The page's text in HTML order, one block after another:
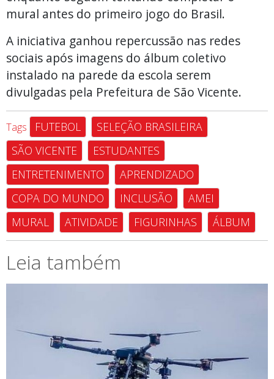
mural antes do primeiro jogo do Brasil.
A iniciativa ganhou repercussão nas redes
sociais após imagens do álbum coletivo
instalado na parede da escola serem
divulgadas pela Prefeitura de São Vicente.
Tags FUTEBOL
SELEÇÃO BRASILEIRA
SÃO VICENTE
ESTUDANTES
ENTRETENIMENTO
APRENDIZADO
COPA DO MUNDO
INCLUSÃO
AMEI
MURAL
ATIVIDADE FIGURINHAS ÁLBUM
Leia também